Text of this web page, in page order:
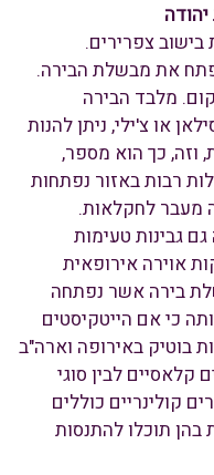
צפרירים.
את מבשלת הבירה.
מלבד הבירה
או צ'ילי, ניתן להנות
וזה, כך הוא מספר,
רבות באזור נפתחות
מעבר לחקלאות.
גבינות טעימות
אוירה אירופאית
בירה אשר נפתחה
כי אם הייטקיסטים
באירופה וארה"ב
קלאסיים לבין סוגי
קולינריים כוללים
בהן תוכלו להתנסות